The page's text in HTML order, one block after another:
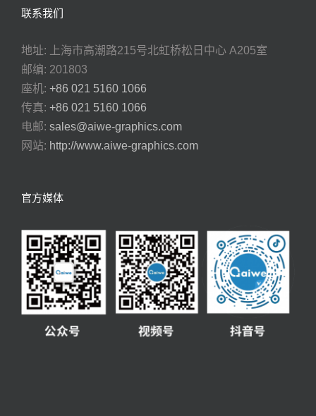
联系我们
地址: 上海市高潮路215号北虹桥松日中心 A205室
邮编: 201803
座机: +86 021 5160 1066
传真: +86 021 5160 1066
电邮: sales@aiwe-graphics.com
网站: http://www.aiwe-graphics.com
官方媒体